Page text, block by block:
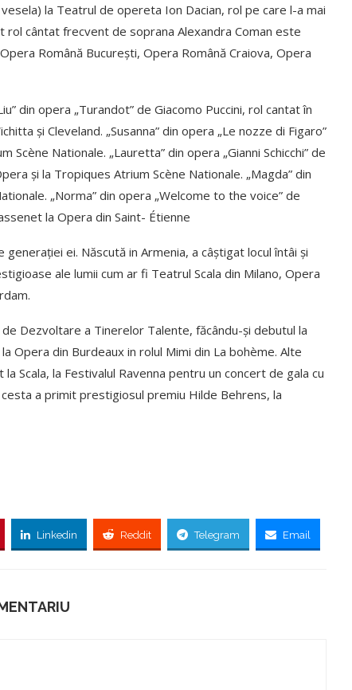
la Teatrul de opereta Ion Dacian, rol pe care l-a mai
rol cântat frecvent de soprana Alexandra Coman este
Română București, Opera Română Craiova, Opera
din opera „Turandot” de Giacomo Puccini, rol cantat în
și Cleveland. „Susanna” din opera „Le nozze di Figaro”
Nationale. „Lauretta” din opera „Gianni Schicchi” de
și la Tropiques Atrium Scène Nationale. „Magda” din
„Norma” din opera „Welcome to the voice” de
la Opera din Saint- Étienne
ei. Născută in Armenia, a câștigat locul întâi și
ale lumii cum ar fi Teatrul Scala din Milano, Opera
Dezvoltare a Tinerelor Talente, făcându-și debutul la
Opera din Burdeaux in rolul Mimi din La bohème. Alte
Scala, la Festivalul Ravenna pentru un concert de gala cu
a primit prestigiosul premiu Hilde Behrens, la
Linkedin Reddit Telegram Email